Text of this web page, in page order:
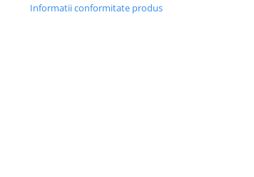
Informatii conformitate produs